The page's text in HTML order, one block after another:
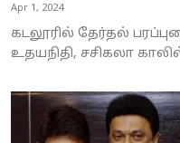
Apr 1, 2024
கடலூரில் தேர்தல்
உதயநிதி, சசிகலா